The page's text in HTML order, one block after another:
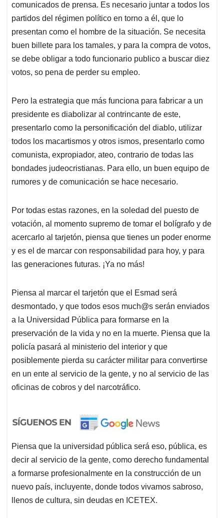
comunicados de prensa. Es necesario juntar a todos los
partidos del régimen político en torno a él, que lo
presentan como el hombre de la situación. Se necesita
buen billete para los tamales, y para la compra de votos,
se debe obligar a todo funcionario publico a buscar diez
votos, so pena de perder su empleo.
Pero la estrategia que más funciona para fabricar a un
presidente es diabolizar al contrincante de este,
presentarlo como la personificación del diablo, utilizar
todos los macartismos y otros ismos, presentarlo como
comunista, expropiador, ateo, contrario de todas las
bondades judeocristianas. Para ello, un buen equipo de
rumores y de comunicación se hace necesario.
Por todas estas razones, en la soledad del puesto de
votación, al momento supremo de tomar el bolígrafo y de
acercarlo al tarjetón, piensa que tienes un poder enorme
y es el de marcar con responsabilidad para hoy, y para
las generaciones futuras. ¡Ya no más!
Piensa al marcar el tarjetón que el Esmad será
desmontado, y que todos esos much@s serán enviados
a la Universidad Pública para formarse en la
preservación de la vida y no en la muerte. Piensa que la
policía pasará al ministerio del interior y que
posiblemente pierda su carácter militar para convertirse
en un ente al servicio de la gente, y no al servicio de las
oficinas de cobros y del narcotráfico.
Piensa que la universidad pública será eso, pública, es
decir al servicio de la gente, como derecho fundamental
a formarse profesionalmente en la construcción de un
nuevo país, incluyente, donde todos vivamos sabroso,
llenos de cultura, sin deudas en ICETEX.